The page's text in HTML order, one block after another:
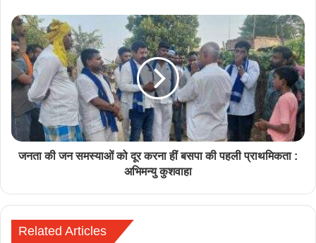
जनता की जन समस्याओं को दूर करना हीं बसपा की पहली प्राथमिकता :
अभिमन्यु कुशवाहा
Related Articles